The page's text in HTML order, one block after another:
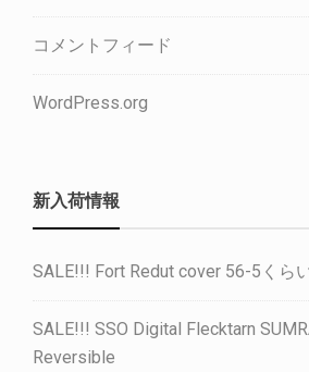
コメントフィード
WordPress.org
新入荷情報
SALE!!! Fort Redut cover 56-5くら
SALE!!! SSO Digital Flecktarn
Reversible